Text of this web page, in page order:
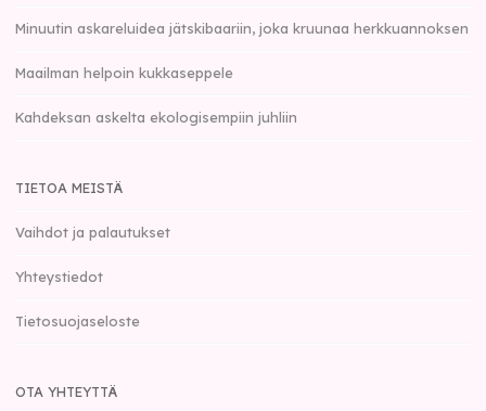
Minuutin askareluidea jätskibaariin, joka kruunaa herkkuannoksen
Maailman helpoin kukkaseppele
Kahdeksan askelta ekologisempiin juhliin
TIETOA MEISTÄ
Vaihdot ja palautukset
Yhteystiedot
Tietosuojaseloste
OTA YHTEYTTÄ